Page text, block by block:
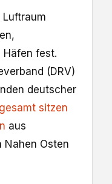
Häfen fest.
(DRV)
deutscher
sitzen
aus
Nahen Osten